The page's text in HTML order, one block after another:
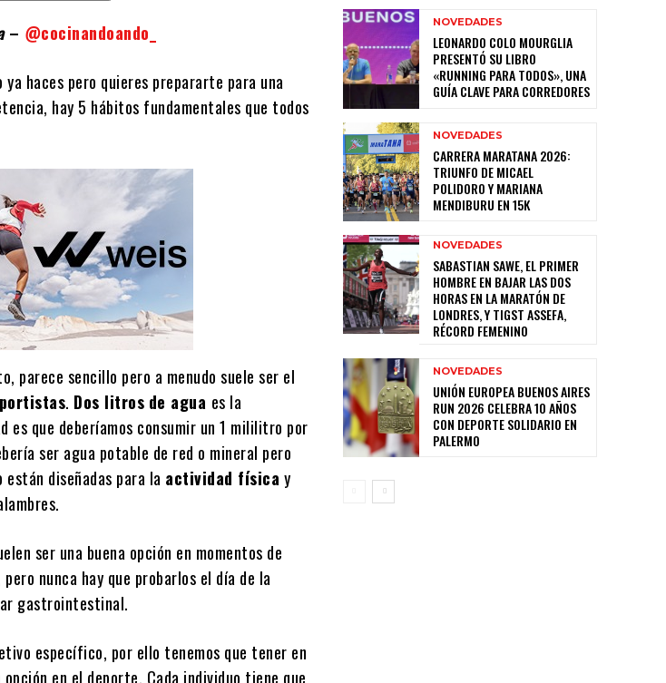
– @cocinandoando_
haces pero quieres prepararte para una
hay 5 hábitos fundamentales que todos
parece sencillo pero a menudo suele ser el
. Dos litros de agua es la
es que deberíamos consumir un 1 mililitro por
ser agua potable de red o mineral pero
están diseñadas para la actividad física y
ser una buena opción en momentos de
nunca hay que probarlos el día de la
gastrointestinal.
específico, por ello tenemos que tener en
en el deporte. Cada individuo tiene que
NOVEDADES
LEONARDO COLO MOURGLIA
PRESENTÓ SU LIBRO
«RUNNING PARA TODOS», UNA
GUÍA CLAVE PARA CORREDORES
NOVEDADES
CARRERA MARATANA 2026:
TRIUNFO DE MICAEL
POLIDORO Y MARIANA
MENDIBURU EN 15K
NOVEDADES
SABASTIAN SAWE, EL PRIMER
HOMBRE EN BAJAR LAS DOS
HORAS EN LA MARATÓN DE
LONDRES, Y TIGST ASSEFA,
RÉCORD FEMENINO
NOVEDADES
UNIÓN EUROPEA BUENOS AIRES
RUN 2026 CELEBRA 10 AÑOS
CON DEPORTE SOLIDARIO EN
PALERMO